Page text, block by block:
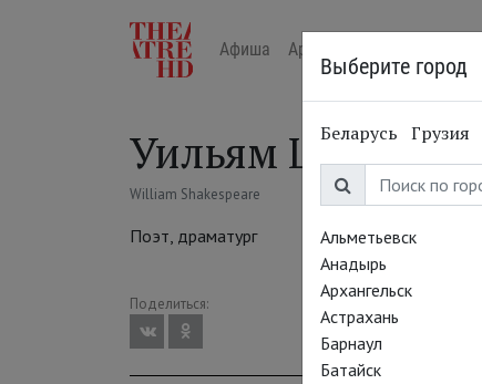
Афиша Арт-лекторий в кино
Уильям Шекспир
William Shakespeare
Поэт, драматург
Поделиться:
Выберите город
Беларусь Грузия
Альметьевск
Анадырь
Архангельск
Астрахань
Барнаул
Батайск